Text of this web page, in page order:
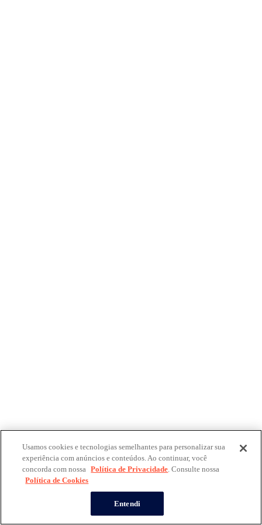
Usamos cookies e tecnologias semelhantes para personalizar sua
experiência com anúncios e conteúdos. Ao continuar, você
concorda com nossa Política de Privacidade. Consulte nossa
Política de Cookies
Entendi